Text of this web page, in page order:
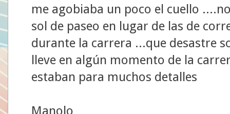
me agobiaba un poco el cuello
sol de paseo en lugar de las de
durante la carrera ...que desastre
lleve en algún momento de la
estaban para muchos detalles
Manolo